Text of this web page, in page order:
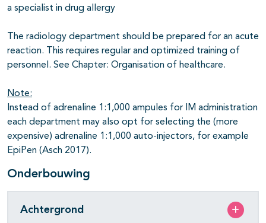
a specialist in drug allergy
The radiology department should be prepared for an acute
reaction. This requires regular and optimized training of
personnel. See Chapter: Organisation of healthcare.
Note:
Instead of adrenaline 1:1,000 ampules for IM administration
each department may also opt for selecting the (more
expensive) adrenaline 1:1,000 auto-injectors, for example
EpiPen (Asch 2017).
Onderbouwing
Achtergrond